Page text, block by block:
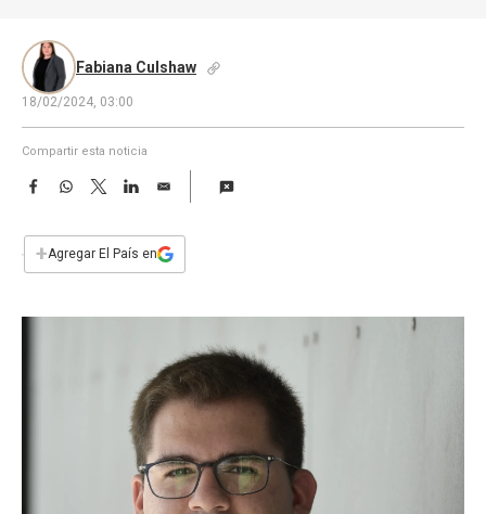
Fabiana Culshaw
18/02/2024, 03:00
Compartir esta noticia
F
e
b
W
s
T
w
t
L
E
i
l
+Agregar El País en